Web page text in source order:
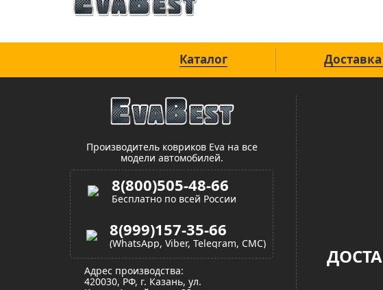
Каталог
Производитель ковриков Eva на все
модели автомобилей.
8(800)505-48-66
Бесплатно по всей России
8(999)157-35-66
(WhatsApp, Viber, Telegram, СМС)
Адрес производства:
420030, РФ, г. Казань, ул.